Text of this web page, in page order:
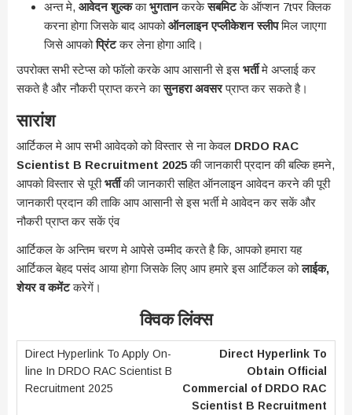
अन्त मे, आवेदन शुल्ककाभुगतानकरकेसबमिटके ऑप्शन 7tपर क्लिक
करना होगा जिसके बाद आपकोऑनलाइन एप्लीकेशन स्लीपमिल जाएगा
जिसे आपकोप्रिंटकर लेना होगा आदि।
उपरोक्त सभी स्टेप्स को फॉलो करके आप आसानी से इसभर्तीमे अप्लाई कर
सकते है और नौकरी प्राप्त करने कासुनहरा अवसरप्राप्त कर सकते है।
सारांश
आर्टिकल मे आप सभी आवेदको को विस्तार से ना केवल DRDO RAC
Scientist B Recruitment 2025की जानकारी प्रदान की बल्कि हमने,
आपको विस्तार से पूरीभर्तीकी जानकारी सहित ऑनलाइन आवेदन करने की पूरी
जानकारी प्रदान की ताकि आप आसानी से इस भर्ती मे आवेदन कर सकें और
नौकरी प्राप्त कर सकें एंव
आर्टिकल के अन्तिम चरण मे आपेसे उम्मीद करते है कि, आपको हमारा यह
आर्टिकल बेहद पसंद आया होगा जिसके लिए आप हमारे इस आर्टिकल कोलाईक,
शेयर व कमेंटकरेगें।
क्विक लिंक्स
Direct Hyperlink To
Obtain Official
Commercial of DRDO RAC
Scientist B Recruitment